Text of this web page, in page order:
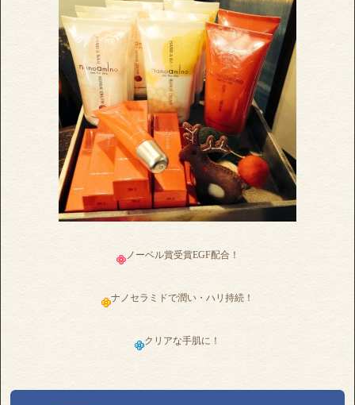
ノーベル賞受賞EGF配合！
ナノセラミドで潤い・ハリ持続！
クリアな手肌に！